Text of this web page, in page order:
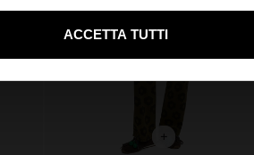
ACCETTA TUTTI
Sì, portami su United States
+